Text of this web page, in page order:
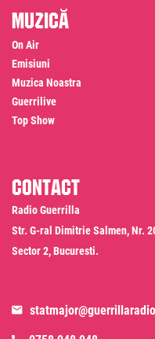
Muzică
On Air
Emisiuni
Muzica Noastra
Guerrilive
Top Show
Contact
Radio Guerrilla
Str. G-ral Dimitrie Salmen, Nr.
Sector 2, Bucuresti.